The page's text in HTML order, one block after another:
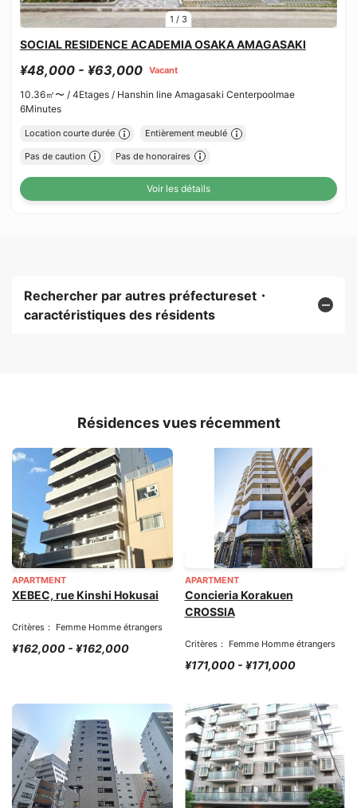
1 / 3
SOCIAL RESIDENCE ACADEMIA OSAKA AMAGASAKI
¥48,000 - ¥63,000 Vacant
10.36㎡〜 / 4Etages / Hanshin line Amagasaki Centerpoolmae
6Minutes
Location courte durée Entièrement meublé
Pas de caution Pas de honoraires
Voir les détails
Rechercher par autres préfectureset・
caractéristiques des résidents
Résidences vues récemment
APARTMENT
XEBEC, rue Kinshi Hokusai
Critères： Femme Homme étrangers
¥162,000 - ¥162,000
APARTMENT
Concieria Korakuen
CROSSIA
Critères： Femme Homme étrangers
¥171,000 - ¥171,000